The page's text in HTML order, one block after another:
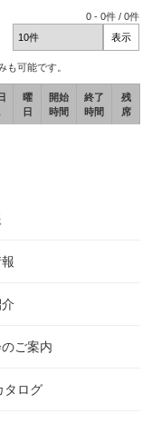
0 -0件 /0件
も可能です。
曜
日
開始
時間
終了
時間
残
席
ご案内
タログ